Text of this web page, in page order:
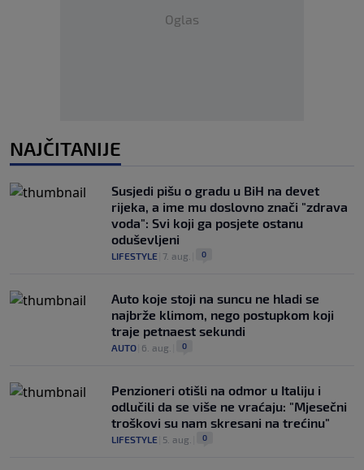
Oglas
NAJČITANIJE
Susjedi pišu o gradu u BiH na devet
rijeka, a ime mu doslovno znači "zdrava
voda": Svi koji ga posjete ostanu
oduševljeni
LIFESTYLE 7. aug. 0
Auto koje stoji na suncu ne hladi se
najbrže klimom, nego postupkom koji
traje petnaest sekundi
AUTO 6. aug. 0
Penzioneri otišli na odmor u Italiju i
odlučili da se više ne vraćaju: "Mjesečni
troškovi su nam skresani na trećinu"
LIFESTYLE 5. aug. 0